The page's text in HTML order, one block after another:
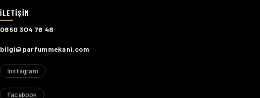
0850 304 78 48
bilgi@parfummekani.com
Instagram
Facebook